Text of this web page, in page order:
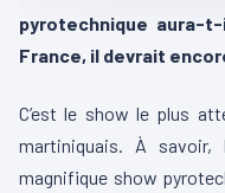
pyrotechnique aura-
France, il devrait
C’est le show le plus
martiniquais. À
magnifique show